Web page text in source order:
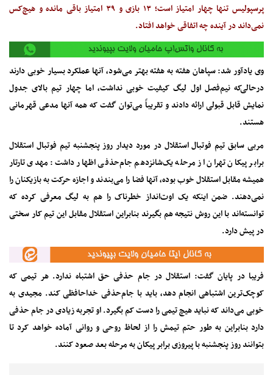
پرسپولیس تنها چهار امتیاز است؛ ۱۳ بازی و ۳۹ امتیاز باقی مانده و هیچ‌کس
نمی‌داند در آینده چه اتفاقی خواهد افتاد.
وی یادآور شد: سپاهان هفته به هفته بهتر می‌شود، آنها عملکرد بسیار خوبی دارند
درحالی‌که نیم‌فصل اول لیگ کیفیت خوبی نداشت، اما چهار تیم بالای جدول
نمایش قابل قبولی ارائه دادند و تقریباً می‌توان گفت که همه آنها مدعی قهرمانی
هستند.
مربی سابق تیم فوتبال استقلال در مورد دیدار روز پنجشنبه تیم فوتبال استقلال
برابر پیکان تهران از مرحله یک‌شانزدهم جام‌حذفی اظهار داشت: مهدی تارتار
همیشه مقابل استقلال خوب بوده، آنها فضا را می‌بندند و اجازه حرکت به بازیکنان را
نمی‌دهند. ضمن اینکه یک اوت‌انداز خطرناک را هم به لیگ معرفی کرده که
توانسته‌اند با این روش نتیجه هم بگیرند بنابراین استقلال مقابل این تیم کار سختی
در پیش دارد.
فریبا در پایان گفت: استقلال در جام حذفی حق اشتباه ندارد. هر تیمی که
کوچک‌ترین اشتباهی انجام دهد، باید با جام‌حذفی خداحافظی کند. مجیدی به
خوبی می‌داند که نباید هیچ تیمی را دست کم بگیرد. او تجربه زیادی در جام حذفی
دارد بنابراین به طور حتم تیمش را از لحاظ روحی و روانی آماده خواهد کرد تا
بتوانند روز پنجشنبه با پیروزی برابر پیکان به مرحله بعد صعود کنند.